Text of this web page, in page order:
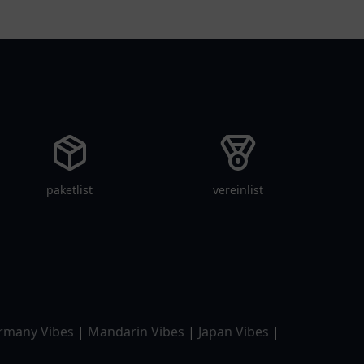
paketlist vereinlist
Vibes | Mandarin Vibes | Japan Vibes |